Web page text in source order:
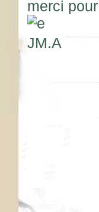
merci
JM.A